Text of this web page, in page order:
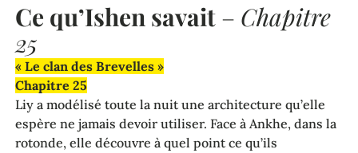
Ce qu’Ishen savait – Chapitre
25
« Le clan des Brevelles »
Chapitre 25
Liy a modélisé toute la nuit une architecture qu’elle
espère ne jamais devoir utiliser. Face à Ankhe, dans la
rotonde, elle découvre à quel point ce qu’ils